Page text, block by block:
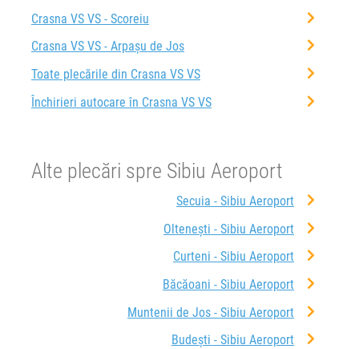
Crasna VS VS - Scoreiu
Crasna VS VS - Arpașu de Jos
Toate plecările din Crasna VS VS
Închirieri autocare în Crasna VS VS
Alte plecări spre Sibiu Aeroport
Secuia - Sibiu Aeroport
Oltenești - Sibiu Aeroport
Curteni - Sibiu Aeroport
Băcăoani - Sibiu Aeroport
Muntenii de Jos - Sibiu Aeroport
Budești - Sibiu Aeroport